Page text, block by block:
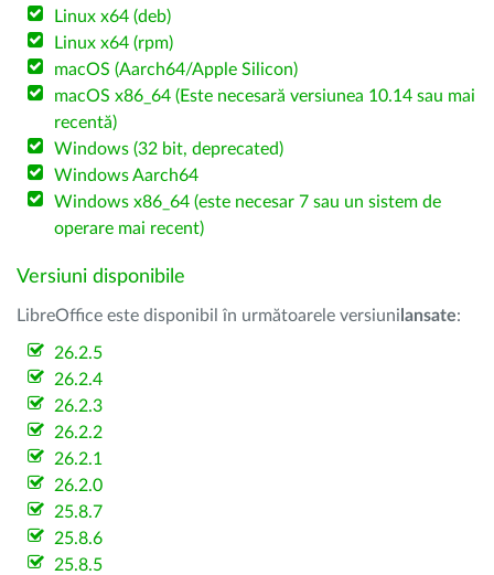
Linux x64 (deb)
Linux x64 (rpm)
macOS (Aarch64/Apple Silicon)
macOS x86_64 (Este necesară versiunea 10.14 sau mai
recentă)
Windows (32 bit, deprecated)
Windows Aarch64
Windows x86_64 (este necesar 7 sau un sistem de
operare mai recent)
Versiuni disponibile
LibreOffice este disponibil în următoarele versiuni lansate:
26.2.5
26.2.4
26.2.3
26.2.2
26.2.1
26.2.0
25.8.7
25.8.6
25.8.5